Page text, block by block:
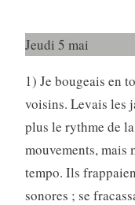
Jeudi 5 mai
1) Je bougeais en
voisins. Levais les
plus le rythme de
mouvements, mais
tempo. Ils
sonores ; se